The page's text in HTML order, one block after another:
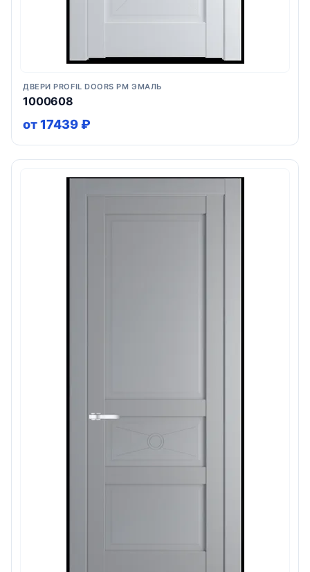
ДВЕРИ PROFIL DOORS PM ЭМАЛЬ
1000608
от 17439 ₽